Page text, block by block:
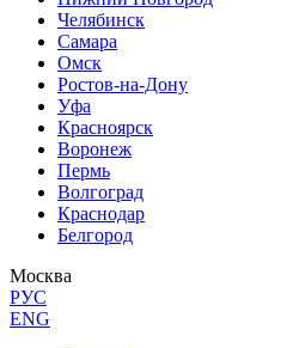
Челябинск
Самара
Омск
Ростов-на-Дону
Уфа
Красноярск
Воронеж
Пермь
Волгоград
Краснодар
Белгород
Москва
РУС
ENG